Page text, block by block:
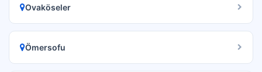
Ovaköseler
Ömersofu